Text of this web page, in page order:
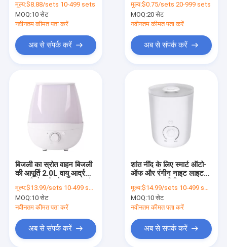
हमारे बारे में
फैक्टरी यात्रा
हमसे संपर्क करें
एक बोली का अनुरोध
डेस्कटॉप के लिए
मूल्य:$8.88/sets 10-499 sets
MOQ:10 सेट
नवीनतम कीमत पता करें
अब से संपर्क करें
लिए अरोमाथेरेपी फ़ंक्शन के
साथ
मूल्य:$0.75/sets 20-999 sets
MOQ:20 सेट
नवीनतम कीमत पता करें
अब से संपर्क करें
बिजली का स्रोत वाहन बिजली
की आपूर्ति 2.0L वायु आर्द्रक
ठंडा
मूल्य:$13.99/sets 10-499 sets
MOQ:10 सेट
नवीनतम कीमत पता करें
अब से संपर्क करें
शांत नींद के लिए स्मार्ट ऑटो-
ऑफ और रंगीन नाइट लाइट
मूल्य:$14.99/sets 10-499 sets
MOQ:10 सेट
नवीनतम कीमत पता करें
अब से संपर्क करें